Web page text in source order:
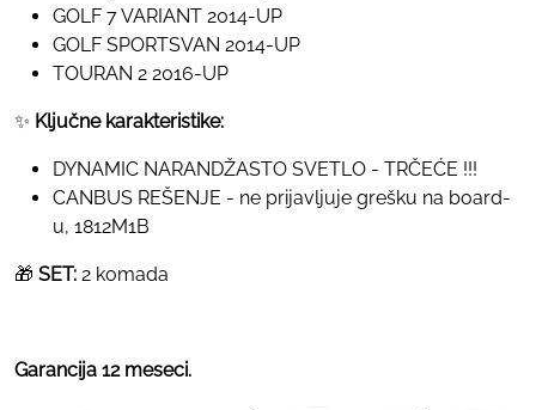
GOLF 7 VARIANT 2014-UP
GOLF SPORTSVAN 2014-UP
TOURAN 2 2016-UP
✨ Ključne karakteristike:
DYNAMIC NARANDŽASTO SVETLO - TRČEĆE !!!
CANBUS REŠENJE - ne prijavljuje grešku na board-
u, 1812M1B
🎁 SET: 2 komada
Garancija 12 meseci.